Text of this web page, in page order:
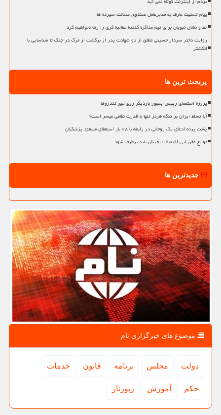
پیام تسلیت عارف به مدیرعامل صندوق ضمانت سپرده ها
خط و نشان نبویان برای تیم مذاکره کننده مطالبه گری را رها نخواهیم کرد
روایت دختر سردار حسینی مطلق از دو شهادت پدر از برگشت از مرگ در جنگ تا شناسایی با
انگشتر
پربحث ترین ها
پروژه استعفای رییس جمهور باردیگر روی میز تندروها
آیا تسلط ایران بر تنگه هرمز تنها با قدرت نظامی میسر است؟
پشت پرده ادعای یک روحانی در رابطه با ۲۸ بار استعفای مسعود پزشکیان
موانع مقرراتی اقتصاد دیجیتال باید برطرف شود
جدیدترین ها
موضوع های خبرگزاری نام
دولت مجلس برنامه قانون خدمات
حكم آموزش رپورتاژ